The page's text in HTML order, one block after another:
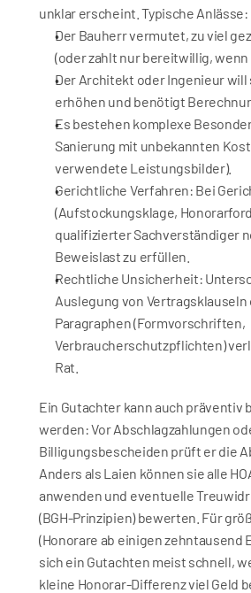
unklar erscheint. Typische Anlässe:
Der Bauherr vermutet, zu viel
(oder zahlt nur bereitwillig, wenn
Der Architekt oder Ingenieur will
erhöhen und benötigt
Es bestehen komplexe
Sanierung mit unbekannten
verwendete Leistungsbilder).
Gerichtliche Verfahren: Bei
(Aufstockungsklage,
qualifizierter Sachverständiger
Beweislast zu erfüllen.
Rechtliche Unsicherheit:
Auslegung von Vertragsklauseln
Paragraphen (Formvorschriften,
Verbraucherschutzpflichten)
Rat.
Ein Gutachter kann auch präventiv
werden: Vor Abschlagzahlungen
Billigungsbescheiden prüft er die
Anders als Laien können sie alle
anwenden und eventuelle
(BGH-Prinzipien) bewerten. Für
(Honorare ab einigen zehntausend
sich ein Gutachten meist schnell,
kleine Honorar-Differenz viel Geld